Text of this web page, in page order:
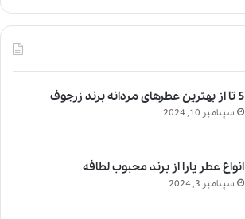
5 تا از بهترین عطرهای مردانه برند زرجوف
سپتامبر 10, 2024
انواع عطر یارا از برند محبوب لطافه
سپتامبر 3, 2024